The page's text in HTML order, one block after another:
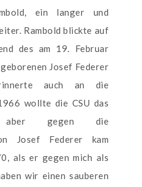
ein langer und
Rambold blickte auf
des am 19. Februar
Josef Federer
auch an die
wollte die CSU das
aber gegen die
Josef Federer kam
als er gegen mich als
wir einen sauberen